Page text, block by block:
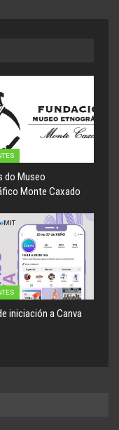
do Museo
Monte Caxado
iniciación a Canva